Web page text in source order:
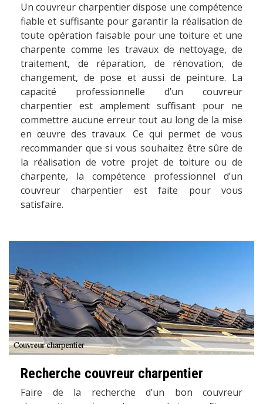
Un couvreur charpentier dispose une compétence
fiable et suffisante pour garantir la réalisation de
toute opération faisable pour une toiture et une
charpente comme les travaux de nettoyage, de
traitement, de réparation, de rénovation, de
changement, de pose et aussi de peinture. La
capacité professionnelle d’un couvreur
charpentier est amplement suffisant pour ne
commettre aucune erreur tout au long de la mise
en œuvre des travaux. Ce qui permet de vous
recommander que si vous souhaitez être sûre de
la réalisation de votre projet de toiture ou de
charpente, la compétence professionnel d’un
couvreur charpentier est faite pour vous
satisfaire.
Recherche couvreur charpentier
Faire de la recherche d’un bon couvreur